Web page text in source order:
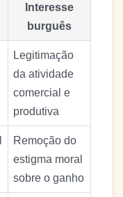
Interesse
burguês
Legitimação
da atividade
comercial e
produtiva
Remoção do
estigma moral
sobre o ganho